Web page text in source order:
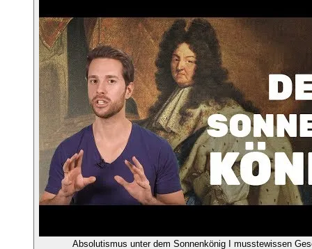
Absolutismus unter dem Sonnenkönig I musstewissen